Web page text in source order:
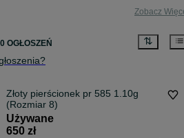
Zobacz
OGŁOSZEŃ
Złoty pierścionek pr 585 1.10g
(Rozmiar 8)
Używane
650 zł